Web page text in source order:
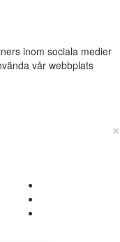
inom sociala medier
vår webbplats
×